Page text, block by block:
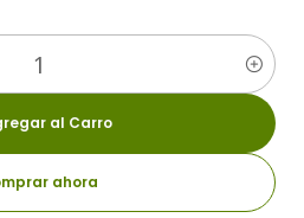
al Carro
ahora